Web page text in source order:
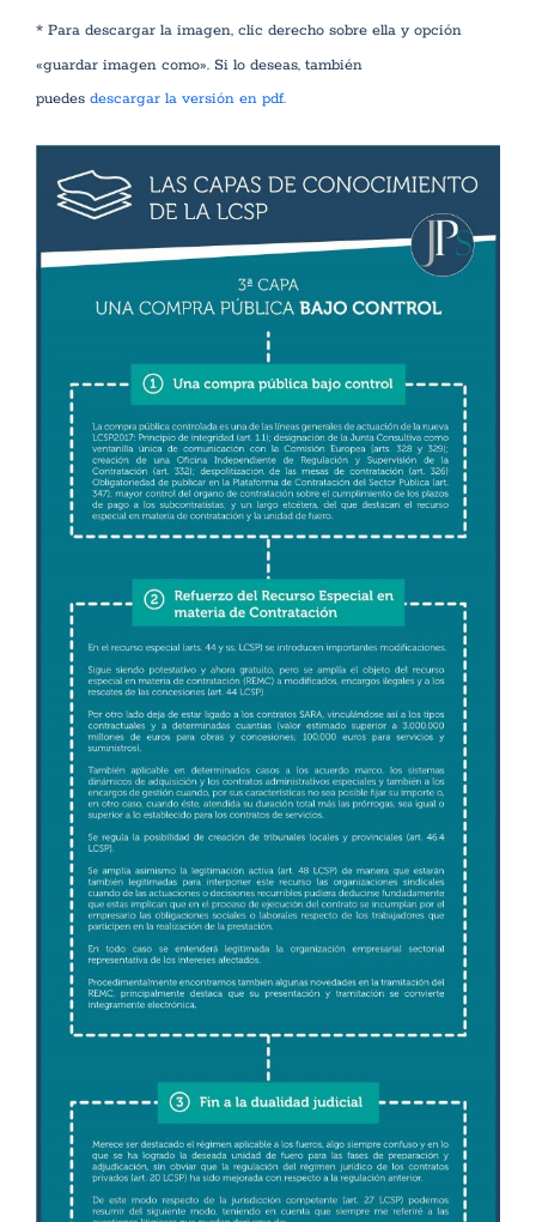
* Para descargar la imagen, clic derecho sobre ella y opción
«guardar imagen como». Si lo deseas, también
puedes descargar la versión en pdf.